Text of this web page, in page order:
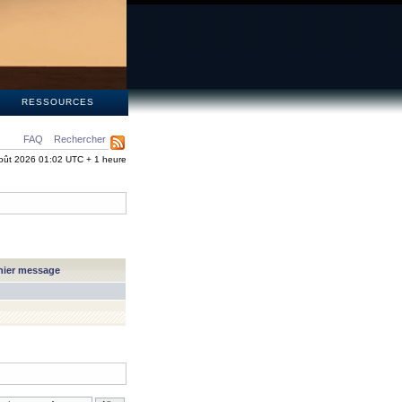
RESSOURCES
FAQ Rechercher
2026 01:02 UTC + 1 heure
message